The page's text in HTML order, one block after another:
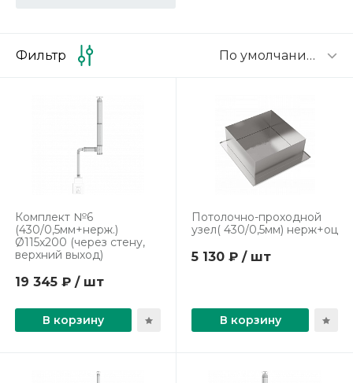
По умолчанию
Фильтр
Комплект №6
(430/0,5мм+нерж.)
Ø115x200 (через стену,
верхний выход)
19 345 ₽ / шт
В корзину
Потолочно-проходной
узел( 430/0,5мм) нерж+оц
5 130 ₽ / шт
В корзину